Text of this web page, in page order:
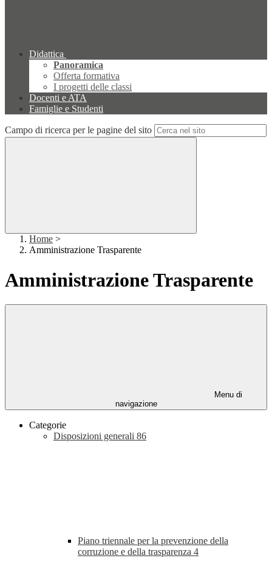
Didattica
Panoramica
Offerta formativa
I progetti delle classi
Docenti e ATA
Famiglie e Studenti
Campo di ricerca per le pagine del sito
Home >
Amministrazione Trasparente
Amministrazione Trasparente
Menu di
navigazione
Categorie
Disposizioni generali 86
Piano triennale per la prevenzione della
corruzione e della trasparenza 4